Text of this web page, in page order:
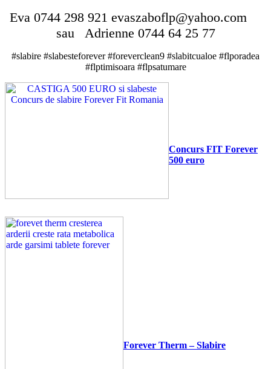
Eva 0744 298 921 evaszaboflp@yahoo.com
sau Adrienne 0744 64 25 77
#slabire #slabesteforever #foreverclean9 #slabitcualoe #flporadea
#flptimisoara #flpsatumare
Concurs FIT Forever
500 euro
Forever Therm – Slabire